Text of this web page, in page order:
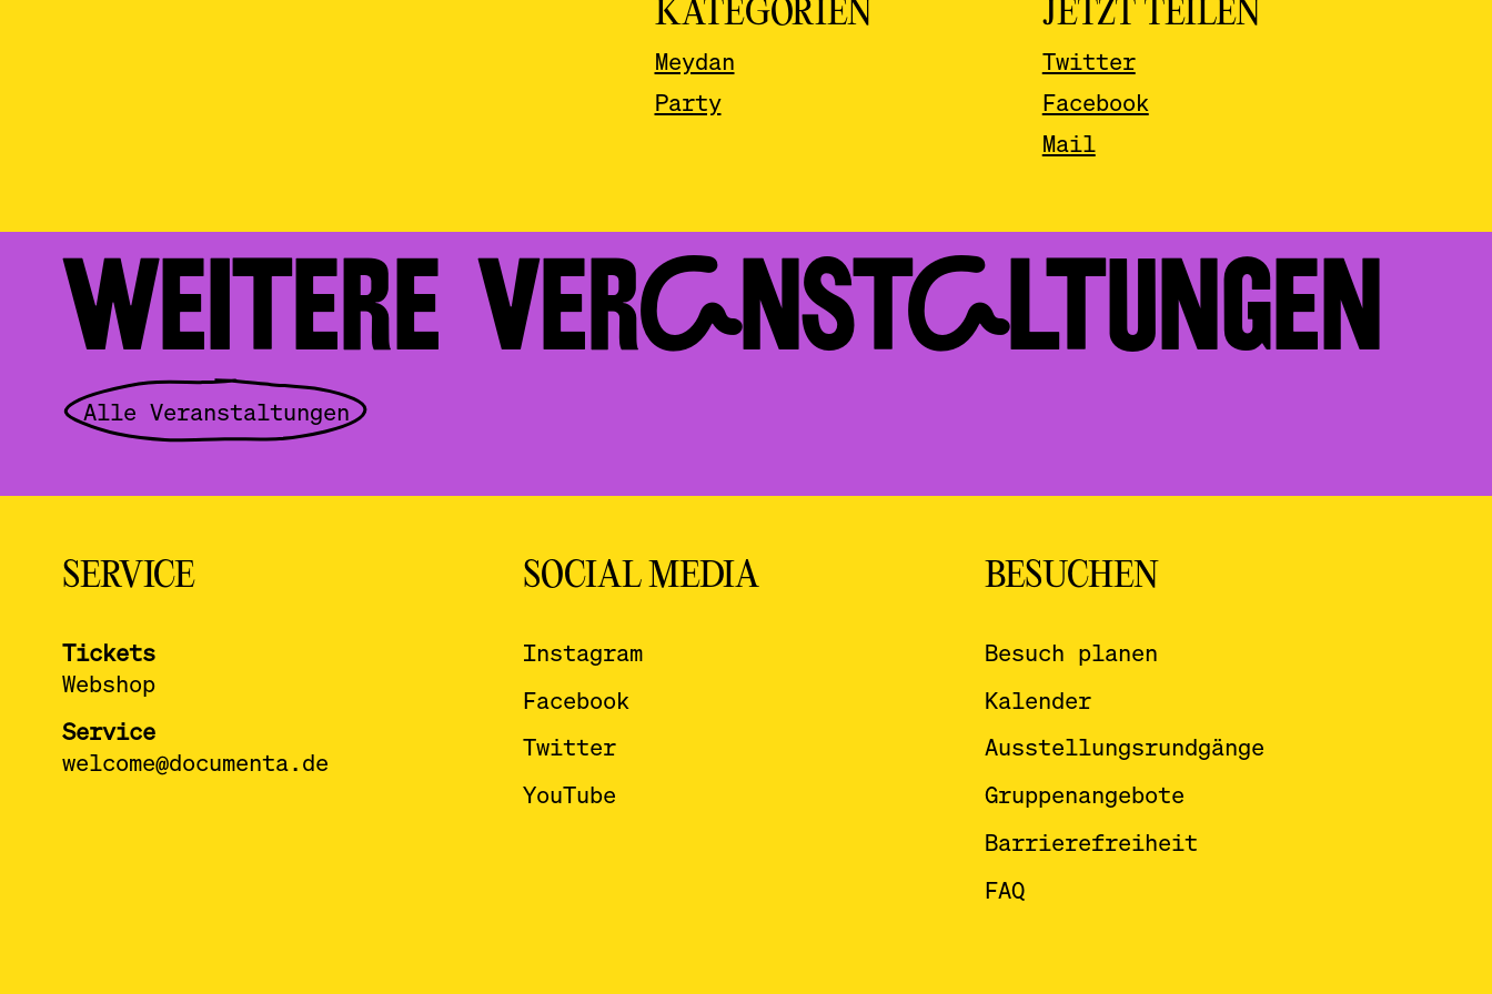
KATEGORIEN
Meydan
Party
JETZT TEILEN
Twitter
Facebook
Mail
WEITERE VERAN­STALTUNGEN
Alle Veranstaltungen
SERVICE
Tickets
Webshop
Service
welcome@documenta.de
SOCIAL MEDIA
Instagram
Facebook
Twitter
YouTube
BESUCHEN
Besuch planen
Kalender
Ausstellungsrundgänge
Gruppenangebote
Barrierefreiheit
FAQ